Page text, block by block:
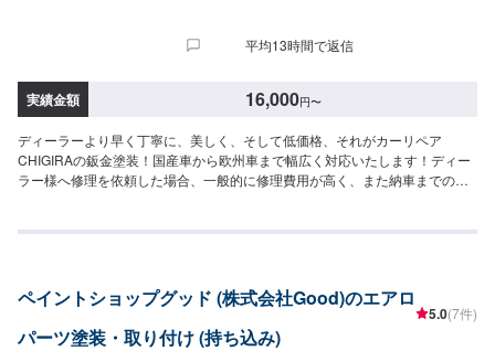
平均13時間で返信
実績金額 16,000円〜
ディーラーより早く丁寧に、美しく、そして低価格、それがカーリペア
CHIGIRAの鈑金塗装！国産車から欧州車まで幅広く対応いたします！ディー
ラー様へ修理を依頼した場合、一般的に修理費用が高く、また納車までの時
理を部品交換で対応してしまうから。私たちなら自社工場で即施工し、でき
い！--------------------------------------------------【1】オファーにてお問い合わせ
【2】お見積り【3】お見積りにご納得いただければ作業開始【4】仕上がり
次第納車□納期について□通常1週間程度で納車いたします。車種や作業内容
ペイントショップグッド (株式会社Good)のエアロ
パーツ塗装・取り付け (持ち込み)
5.0(7件)